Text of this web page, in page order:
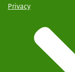
Privacy